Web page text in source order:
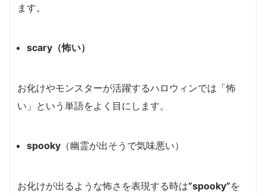
ます。
scary（怖い）
お化けやモンスターが活躍するハロウィンでは「怖
い」という単語をよく目にします。
spooky （幽霊が出そうで気味悪い）
お化けが出るような怖さを表現する時は”spooky”を